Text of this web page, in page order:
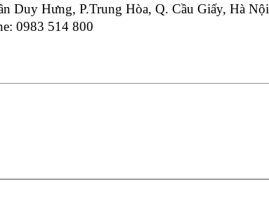
Duy Hưng, P.Trung Hòa, Q. Cầu Giấy, Hà Nội
0983 514 800